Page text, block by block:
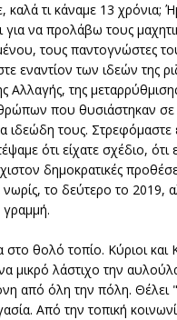
καλά τι κάναμε 13 χρόνια;
για να προλάβω τους
τους παντογνώστες
εναντίον των ιδεών της
Αλλαγής, της
που θυσιάστηκαν σε
ιδεώδη τους. Στρεφόμαστε
ότι είχατε σχέδιο, ότι
δημοκρατικές
νωρίς, το δεύτερο το 2019,
γραμμή.
θολό τοπίο. Κύριοι και
μικρό λάστιχο την
από όλη την πόλη. Θέλει
Από την τοπική